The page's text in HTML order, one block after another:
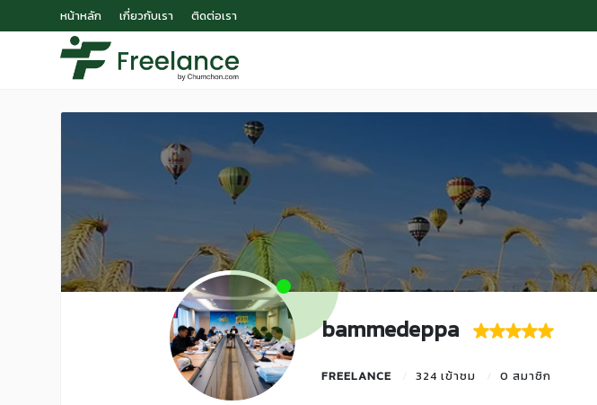
หน้าหลัก เกี่ยวกับเรา ติดต่อเรา
bammedeppa
FREELANCE 324 เข้าชม 0 สมาชิก